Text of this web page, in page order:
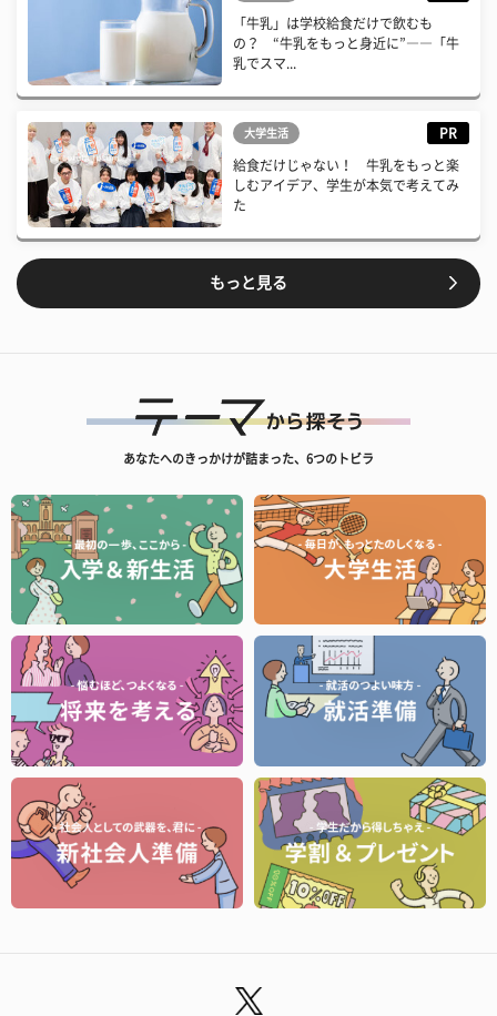
「牛乳」は学校給食だけで飲むも
の？ “牛乳をもっと身近に”――「牛
乳でスマ...
大学生活 PR
給食だけじゃない！ 牛乳をもっと楽
しむアイデア、学生が本気で考えてみ
た
もっと見る
あなたへのきっかけが詰まった、6つのトビラ